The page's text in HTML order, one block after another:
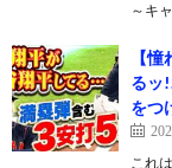
～キ
【
るッ
をつ
これ